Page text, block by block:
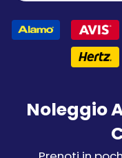
Noleggio